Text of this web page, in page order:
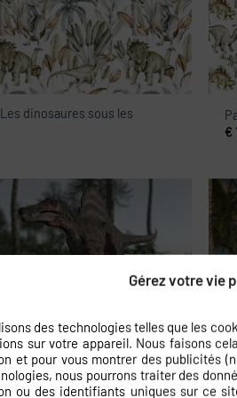
Gérez votre vie
des technologies telles que les
sur votre appareil. Nous faisons
et pour vous montrer des publicités
nous pourrons traiter des
ou des identifiants uniques sur ce
dinosaures sous les
€
Jurassique
€